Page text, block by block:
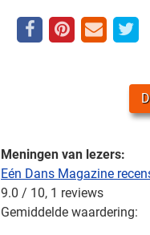
Meningen van lezers:
Eén Dans Magazine
9.0 / 10, 1 reviews
Gemiddelde waardering: